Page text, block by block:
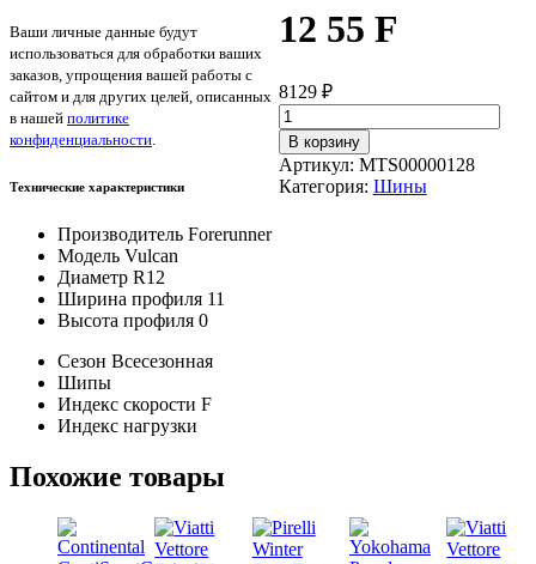
12 55 F
8129 ₽
Количество
товара
Forerunner
Vulcan
11/0/
В корзину
Артикул: MTS00000128
Категория: Шины
Ваши личные данные будут
использоваться для обработки ваших
заказов, упрощения вашей работы с
сайтом и для других целей, описанных
в нашей политике
конфиденциальности.
Технические характеристики
Производитель Forerunner
Модель Vulcan
Диаметр R12
Ширина профиля 11
Высота профиля 0
Сезон Всесезонная
Шипы
Индекс скорости F
Индекс нагрузки
Похожие товары